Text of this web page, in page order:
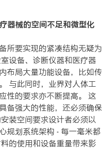
器械的空间不足和微型化
所要实现的紧凑结构无疑为
设备、诊断仪器和医疗器
布局大量功能设备，比如传
与此同时，业界对人体工
性的要求亦不断提高。 这
备强大的性能，还必须确保
装空间要求设计者必须以
规划系统架构 - 每一毫米都
的使用和设备重量带来影